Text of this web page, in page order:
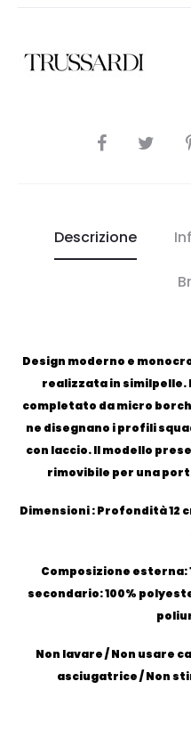
CONDIVIDI
Descrizione
Design moderno e
realizzata in similpelle.
completato da micro
ne disegnano i profili
con laccio. Il modello
rimovibile per una
Dimensioni : Profondità 12
Composizione
secondario: 100%
Non lavare / Non usare
asciugatrice / Non